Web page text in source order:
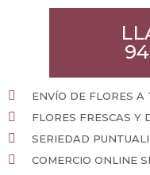
ENVÍO DE FLORES A
FLORES FRESCAS Y
SERIEDAD
COMERCIO ONLINE